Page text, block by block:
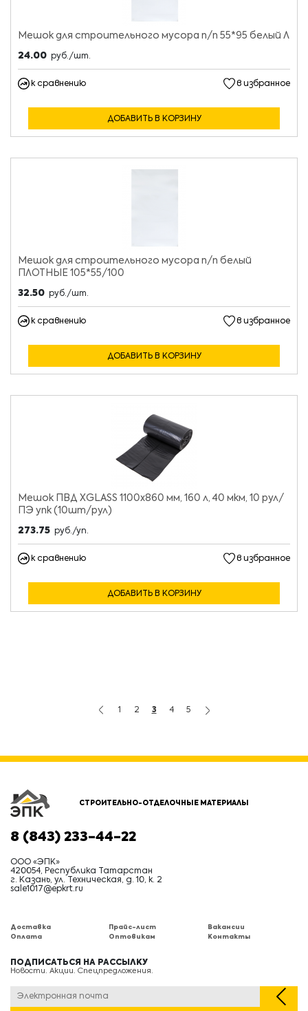
Мешок для строительного мусора п/п 55*95 белый Л
24.00 руб./шт.
к сравнению в избранное
ДОБАВИТЬ В КОРЗИНУ
Мешок для строительного мусора п/п белый
ПЛОТНЫЕ 105*55/100
32.50 руб./шт.
к сравнению в избранное
ДОБАВИТЬ В КОРЗИНУ
Мешок ПВД XGLASS 1100x860 мм, 160 л, 40 мкм, 10 рул/
ПЭ упк (10шт/рул)
273.75 руб./уп.
к сравнению в избранное
ДОБАВИТЬ В КОРЗИНУ
1 2 3 4 5
СТРОИТЕЛЬНО-ОТДЕЛОЧНЫЕ МАТЕРИАЛЫ
8 (843) 233-44-22
ООО «ЭПК»
420054, Республика Татарстан
г. Казань, ул. Техническая, д. 10, к. 2
sale1017@epkrt.ru
Доставка
Оплата
Прайс-лист
Оптовикам
Вакансии
Контакты
ПОДПИСАТЬСЯ НА РАССЫЛКУ
Новости. Акции. Спецпредложения.